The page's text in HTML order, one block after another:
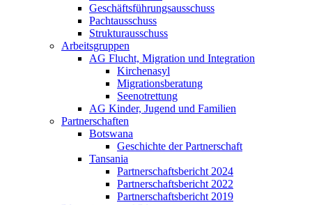
Geschäftsführungsausschuss
Pachtausschuss
Strukturausschuss
Arbeitsgruppen
AG Flucht, Migration und Integration
Kirchenasyl
Migrationsberatung
Seenotrettung
AG Kinder, Jugend und Familien
Partnerschaften
Botswana
Geschichte der Partnerschaft
Tansania
Partnerschaftsbericht 2024
Partnerschaftsbericht 2022
Partnerschaftsbericht 2019